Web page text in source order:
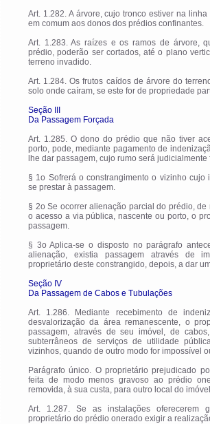
Art. 1.282. A árvore, cujo tronco estiver na
em comum aos donos dos prédios confinantes.
Art. 1.283. As raízes e os ramos de árvore,
prédio, poderão ser cortados, até o plano
terreno invadido.
Art. 1.284. Os frutos caídos de árvore do
solo onde caíram, se este for de propriedade
Seção III
Da Passagem Forçada
Art. 1.285. O dono do prédio que não tiver
porto, pode, mediante pagamento de
lhe dar passagem, cujo rumo será
§ 1o Sofrerá o constrangimento o vizinho cujo
se prestar à passagem.
§ 2o Se ocorrer alienação parcial do prédio,
o acesso a via pública, nascente ou porto, o
passagem.
§ 3o Aplica-se o disposto no parágrafo
alienação, existia passagem através de
proprietário deste constrangido, depois, a dar
Seção IV
Da Passagem de Cabos e Tubulações
Art. 1.286. Mediante recebimento de
desvalorização da área remanescente, o
passagem, através de seu imóvel, de
subterrâneos de serviços de utilidade
vizinhos, quando de outro modo for impossível
Parágrafo único. O proprietário prejudicado
feita de modo menos gravoso ao prédio
removida, à sua custa, para outro local do
Art. 1.287. Se as instalações oferecerem
proprietário do prédio onerado exigir a